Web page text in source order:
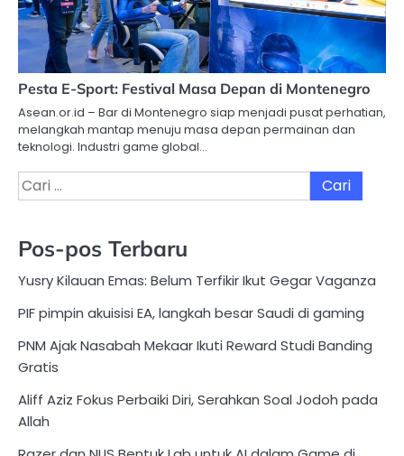
Pesta E-Sport: Festival Masa Depan di Montenegro
Asean.or.id – Bar di Montenegro siap menjadi pusat perhatian,
melangkah mantap menuju masa depan permainan dan
teknologi. Industri game global…
Cari
untuk:
Pos-pos Terbaru
Yusry Kilauan Emas: Belum Terfikir Ikut Gegar Vaganza
PIF pimpin akuisisi EA, langkah besar Saudi di gaming
PNM Ajak Nasabah Mekaar Ikuti Reward Studi Banding
Gratis
Aliff Aziz Fokus Perbaiki Diri, Serahkan Soal Jodoh pada
Allah